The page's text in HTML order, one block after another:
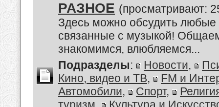
РАЗНОЕ (просматривают:
Здесь можно обсудить
связанные с музыкой!
знакомимся, влюбляемся...
Подразделы: Новости,
Кино, видео и ТВ,
FM и
Автомобили, Спорт,